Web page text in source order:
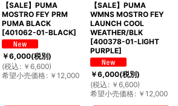
【SALE】PUMA
MOSTRO FEY PRM
PUMA BLACK
[401062-01-BLACK]
￥6,000(税別)
(税込 : ￥ 6,600)
希望小売価格: ￥ 12,000
【SALE】PUMA
WMNS MOSTRO FEY
LAUNCH COOL
WEATHER/BLK
[400378-01-LIGHT
PURPLE]
￥6,000(税別)
(税込 : ￥ 6,600)
希望小売価格: ￥ 12,000